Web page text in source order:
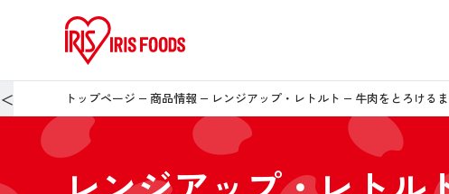
＜ トップページ 商品情報 レンジアップ・レトルト 牛肉をとろける